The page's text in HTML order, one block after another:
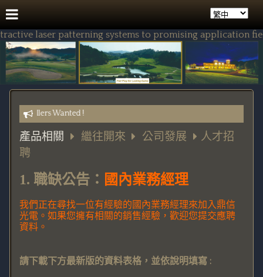
laser patterning systems to promising application
Resellers Wanted !
產品相關 繼往開來 公司發展
人才招
聘
1. 職缺公告： 國內業務經理
我們正在尋找一位有經驗的國內業務經理來加入鼎信
光電。如果您擁有相關的銷售經驗，歡迎您提交應聘
資料。
請下載下方最新版的資料表格，並依說明填寫 :